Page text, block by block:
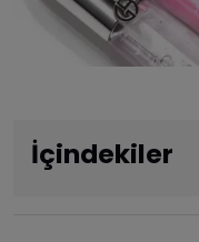
İçindekiler